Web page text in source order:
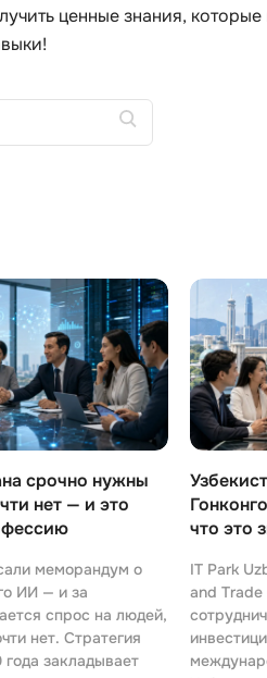
ценные знания,
срочно нужны
нет — и это
меморандум о
ИИ — и за
спрос на людей,
нет. Стратегия
закладывает
что это
IT Park
and Trade
0 ... 9
1C программирование
Active Directory
Android-разработка
Android Studio
Ansible
Apache Airflow
Arduino
Asterisk
B
Backend разработка
Bash